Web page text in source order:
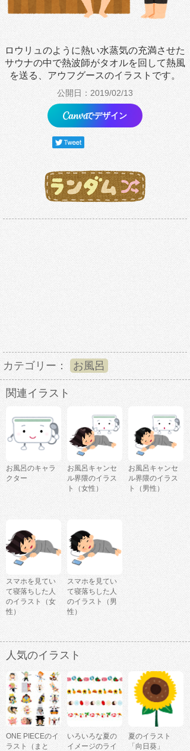
ロウリュのように熱い水蒸気の充満させた
サウナの中で熱波師がタオルを回して熱風
を送る、アウフグースのイラストです。
公開日：2019/02/13
でデザイン
カテゴリー： お風呂
関連イラスト
お風呂のキャラ
クター
お風呂キャンセ
ル界隈のイラス
ト（女性）
お風呂キャンセ
ル界隈のイラス
ト（男性）
スマホを見てい
て寝落ちした人
のイラスト（女
性）
スマホを見てい
て寝落ちした人
のイラスト（男
性）
人気のイラスト
ONE PIECEのイ
ラスト（まと
いろいろな夏の
イメージのライ
夏のイラスト
「向日葵」